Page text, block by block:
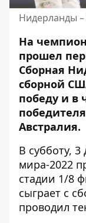
Нидерланды
На
прошел
Сборная
сборной
победу и в
Австралия.
В субботу,
мира-2022
стадии 1/8
сыграет с
проводил